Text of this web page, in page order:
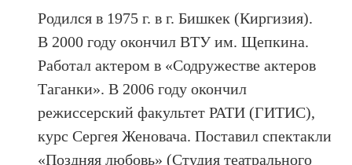
Родился в 1975 г. в г. Бишкек (Киргизия).
В 2000 году окончил ВТУ им. Щепкина.
Работал актером в «Содружестве актеров
Таганки». В 2006 году окончил
режиссерский факультет РАТИ (ГИТИС),
курс Сергея Женовача. Поставил спектакли
«Поздняя любовь» (Студия театрального